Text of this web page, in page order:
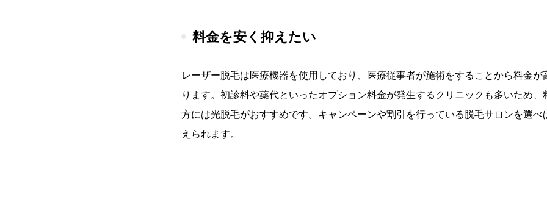
料金を安く抑えたい
レーザー脱毛は医療機器を使用しており、医療従事者が施術をすることから料金が
ります。初診料や薬代といったオプション料金が発生するクリニックも多いため、
方には光脱毛がおすすめです。キャンペーンや割引を行っている脱毛サロンを選べ
えられます。